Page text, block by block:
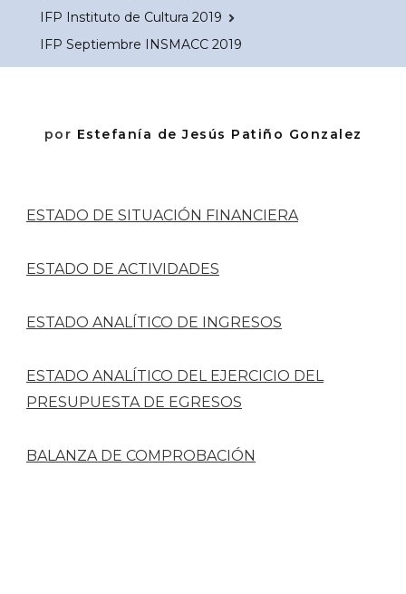
IFP Instituto de Cultura 2019
IFP Septiembre INSMACC 2019
por Estefanía de Jesús Patiño Gonzalez
ESTADO DE SITUACIÓN FINANCIERA
ESTADO DE ACTIVIDADES
ESTADO ANALÍTICO DE INGRESOS
ESTADO ANALÍTICO DEL EJERCICIO DEL
PRESUPUESTA DE EGRESOS
BALANZA DE COMPROBACIÓN